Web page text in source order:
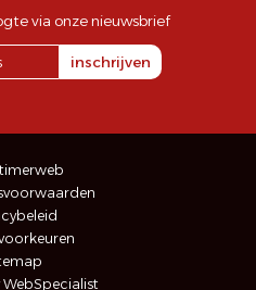
via onze nieuwsbrief
inschrijven
WebSpecialist